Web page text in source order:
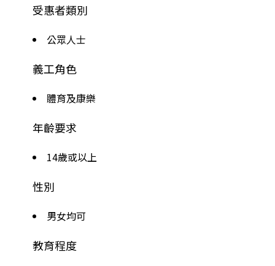
受惠者類別
公眾人士
義工角色
體育及康樂
年齡要求
14歲或以上
性別
男女均可
教育程度